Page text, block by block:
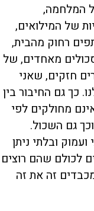
המלחמה,
של המילואים,
רחוק מהבית,
מאחדים, של
חזקים, שאני
כך גם החיבור בין
מחולקים לפי
גם השכול.
ובלתי ניתן
לכולם שהם רוצים
זה את זה